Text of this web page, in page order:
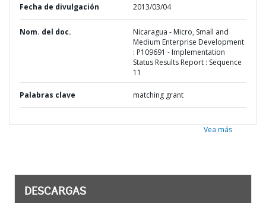
Fecha de divulgación 2013/03/04
Nom. del doc.
Nicaragua - Micro, Small and
Medium Enterprise Development
: P109691 - Implementation
Status Results Report : Sequence
11
Palabras clave matching grant
Vea más
DESCARGAS